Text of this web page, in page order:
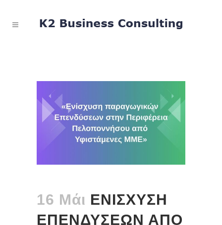
16 Μάι ΕΝΙΣΧΥΣΗ
ΕΠΕΝΔΥΣΕΩΝ ΑΠΟ